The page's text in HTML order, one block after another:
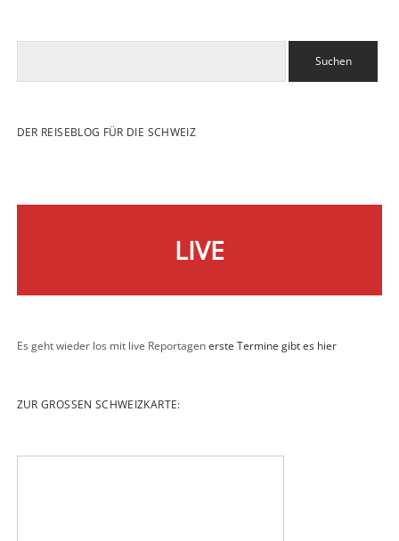
DER REISEBLOG FÜR DIE SCHWEIZ
LIVE
Es geht wieder los mit live Reportagenerste Termine gibt es hier
ZUR GROSSEN SCHWEIZKARTE: